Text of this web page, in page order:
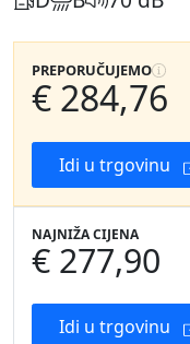
PREPORUČUJEMO
€ 284,76
Idi u trgovinu
NAJNIŽA CIJENA
€ 277,90
Idi u trgovinu